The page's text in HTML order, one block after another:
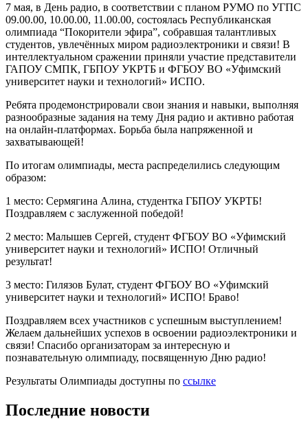
7 мая, в День радио, в соответствии с планом РУМО по УГПС
09.00.00, 10.00.00, 11.00.00, состоялась Республиканская
олимпиада “Покорители эфира”, собравшая талантливых
студентов, увлечённых миром радиоэлектроники и связи! В
интеллектуальном сражении приняли участие представители
ГАПОУ СМПК, ГБПОУ УКРТБ и ФГБОУ ВО «Уфимский
университет науки и технологий» ИСПО.
Ребята продемонстрировали свои знания и навыки, выполняя
разнообразные задания на тему Дня радио и активно работая
на онлайн-платформах. Борьба была напряженной и
захватывающей!
По итогам олимпиады, места распределились следующим
образом:
1 место: Сермягина Алина, студентка ГБПОУ УКРТБ!
Поздравляем с заслуженной победой!
2 место: Малышев Сергей, студент ФГБОУ ВО «Уфимский
университет науки и технологий» ИСПО! Отличный
результат!
3 место: Гилязов Булат, студент ФГБОУ ВО «Уфимский
университет науки и технологий» ИСПО! Браво!
Поздравляем всех участников с успешным выступлением!
Желаем дальнейших успехов в освоении радиоэлектроники и
связи! Спасибо организаторам за интересную и
познавательную олимпиаду, посвященную Дню радио!
Результаты Олимпиады доступны по ссылке
Последние новости